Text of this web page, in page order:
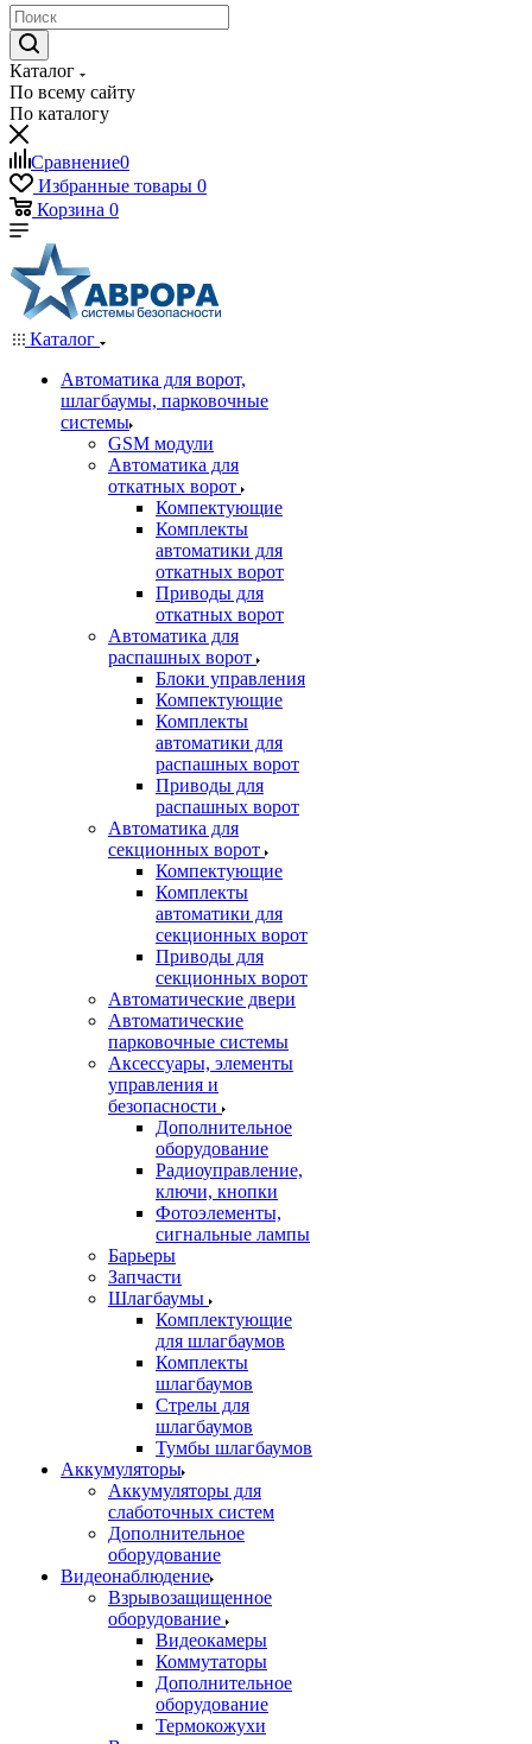
Каталог
По всему сайту
По каталогу
Сравнение0
Избранные товары 0
Корзина 0
Каталог
Автоматика для ворот,
шлагбаумы, парковочные
системы
GSM модули
Автоматика для
откатных ворот
Компектующие
Комплекты
автоматики для
откатных ворот
Приводы для
откатных ворот
Автоматика для
распашных ворот
Блоки управления
Компектующие
Комплекты
автоматики для
распашных ворот
Приводы для
распашных ворот
Автоматика для
секционных ворот
Компектующие
Комплекты
автоматики для
секционных ворот
Приводы для
секционных ворот
Автоматические двери
Автоматические
парковочные системы
Аксессуары, элементы
управления и
безопасности
Дополнительное
оборудование
Радиоуправление,
ключи, кнопки
Фотоэлементы,
сигнальные лампы
Барьеры
Запчасти
Шлагбаумы
Комплектующие
для шлагбаумов
Комплекты
шлагбаумов
Стрелы для
шлагбаумов
Тумбы шлагбаумов
Аккумуляторы
Аккумуляторы для
слаботочных систем
Дополнительное
оборудование
Видеонаблюдение
Взрывозащищенное
оборудование
Видеокамеры
Коммутаторы
Дополнительное
оборудование
Термокожухи